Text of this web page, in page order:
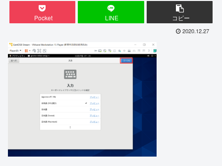
Pocket LINE コピー
2020.12.27